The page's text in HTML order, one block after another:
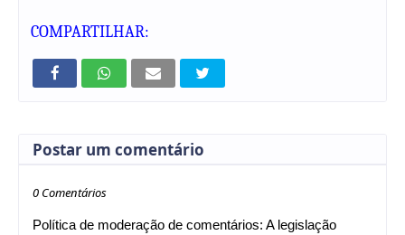
COMPARTILHAR:
Postar um comentário
0 Comentários
Política de moderação de comentários: A legislação